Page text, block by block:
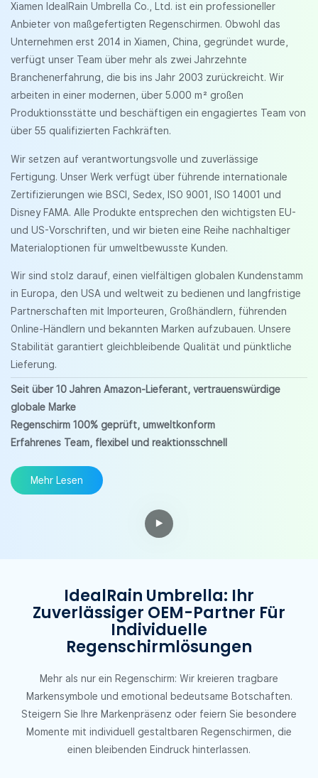
Xiamen IdealRain Umbrella Co., Ltd. ist ein professioneller
Anbieter von maßgefertigten Regenschirmen. Obwohl das
Unternehmen erst 2014 in Xiamen, China, gegründet wurde,
verfügt unser Team über mehr als zwei Jahrzehnte
Branchenerfahrung, die bis ins Jahr 2003 zurückreicht. Wir
arbeiten in einer modernen, über 5.000 m² großen
Produktionsstätte und beschäftigen ein engagiertes Team von
über 55 qualifizierten Fachkräften.
Wir setzen auf verantwortungsvolle und zuverlässige
Fertigung. Unser Werk verfügt über führende internationale
Zertifizierungen wie BSCI, Sedex, ISO 9001, ISO 14001 und
Disney FAMA. Alle Produkte entsprechen den wichtigsten EU-
und US-Vorschriften, und wir bieten eine Reihe nachhaltiger
Materialoptionen für umweltbewusste Kunden.
Wir sind stolz darauf, einen vielfältigen globalen Kundenstamm
in Europa, den USA und weltweit zu bedienen und langfristige
Partnerschaften mit Importeuren, Großhändlern, führenden
Online-Händlern und bekannten Marken aufzubauen. Unsere
Stabilität garantiert gleichbleibende Qualität und pünktliche
Lieferung.
Seit über 10 Jahren Amazon-Lieferant, vertrauenswürdige
globale Marke
Regenschirm 100% geprüft, umweltkonform
Erfahrenes Team, flexibel und reaktionsschnell
Mehr Lesen
IdealRain Umbrella: Ihr
Zuverlässiger OEM-Partner Für
Individuelle
Regenschirmlösungen
Mehr als nur ein Regenschirm: Wir kreieren tragbare
Markensymbole und emotional bedeutsame Botschaften.
Steigern Sie Ihre Markenpräsenz oder feiern Sie besondere
Momente mit individuell gestaltbaren Regenschirmen, die
einen bleibenden Eindruck hinterlassen.